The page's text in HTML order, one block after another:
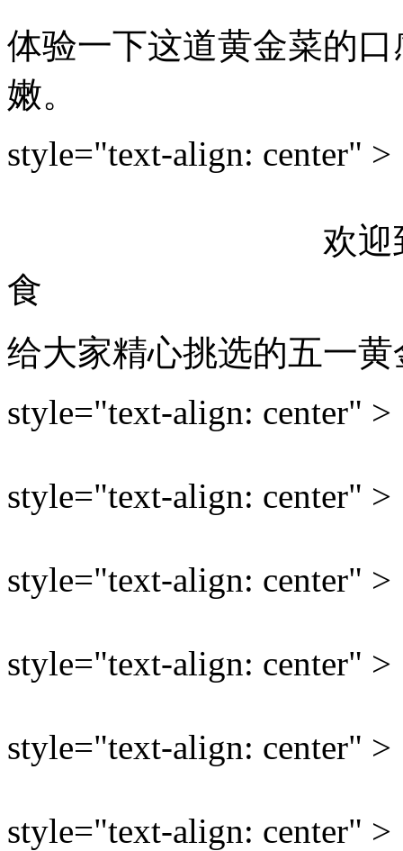
体验一下这道黄金菜的
嫩。
style="text-align: center" >
欢迎到我小屋
食
给大家精心挑选的五一
style="text-align: center" >
style="text-align: center" >
style="text-align: center" >
style="text-align: center" >
style="text-align: center" >
style="text-align: center" >